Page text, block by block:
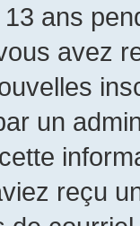
ans
avez
un
reçu